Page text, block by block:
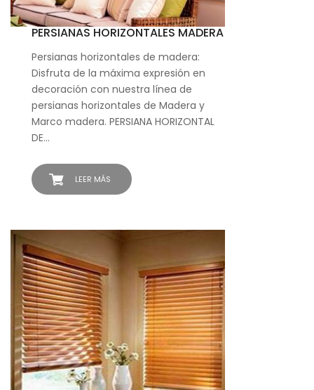
LEER MÁS
PERSIANAS HORIZONTALES MADERA
Persianas horizontales de madera:
Disfruta de la máxima expresión en
decoración con nuestra línea de
persianas horizontales de Madera y
Marco madera. PERSIANA HORIZONTAL
DE…